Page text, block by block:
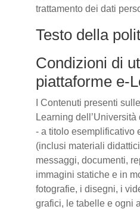
trattamento dei dati
Testo della
Condizioni di
piattaforme e-
I Contenuti presenti
Learning
- a titolo esemplificativo
(inclusi materiali
messaggi, documenti,
immagini statiche e in
fotografie, i disegni, i
grafici, le tabelle e ogni